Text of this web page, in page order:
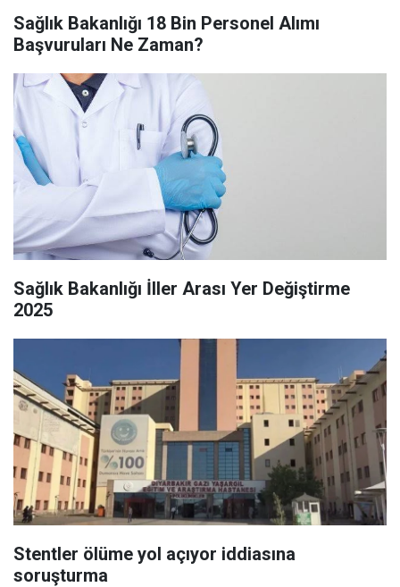
Sağlık Bakanlığı 18 Bin Personel Alımı
Başvuruları Ne Zaman?
Sağlık Bakanlığı İller Arası Yer Değiştirme
2025
Stentler ölüme yol açıyor iddiasına
soruşturma